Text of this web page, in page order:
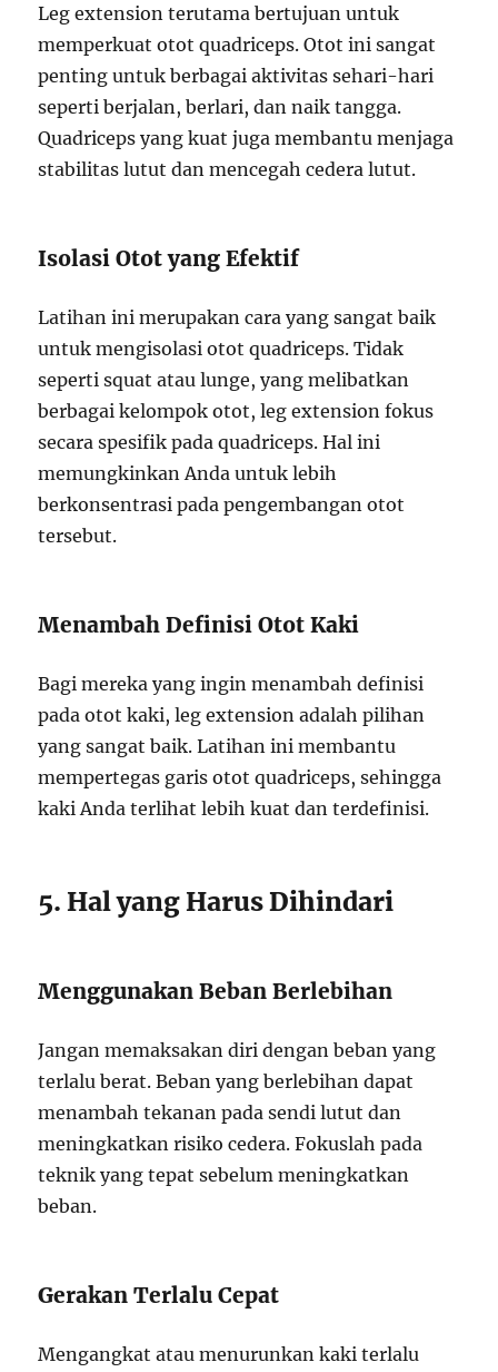
Leg extension terutama bertujuan untuk
memperkuat otot quadriceps. Otot ini sangat
penting untuk berbagai aktivitas sehari-hari
seperti berjalan, berlari, dan naik tangga.
Quadriceps yang kuat juga membantu menjaga
stabilitas lutut dan mencegah cedera lutut.
Isolasi Otot yang Efektif
Latihan ini merupakan cara yang sangat baik
untuk mengisolasi otot quadriceps. Tidak
seperti squat atau lunge, yang melibatkan
berbagai kelompok otot, leg extension fokus
secara spesifik pada quadriceps. Hal ini
memungkinkan Anda untuk lebih
berkonsentrasi pada pengembangan otot
tersebut.
Menambah Definisi Otot Kaki
Bagi mereka yang ingin menambah definisi
pada otot kaki, leg extension adalah pilihan
yang sangat baik. Latihan ini membantu
mempertegas garis otot quadriceps, sehingga
kaki Anda terlihat lebih kuat dan terdefinisi.
5. Hal yang Harus Dihindari
Menggunakan Beban Berlebihan
Jangan memaksakan diri dengan beban yang
terlalu berat. Beban yang berlebihan dapat
menambah tekanan pada sendi lutut dan
meningkatkan risiko cedera. Fokuslah pada
teknik yang tepat sebelum meningkatkan
beban.
Gerakan Terlalu Cepat
Mengangkat atau menurunkan kaki terlalu